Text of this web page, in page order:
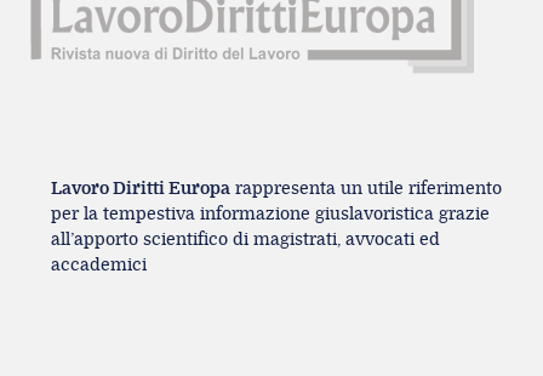
Lavoro Diritti Europa rappresenta un utile riferimento
per la tempestiva informazione giuslavoristica grazie
all’apporto scientifico di magistrati, avvocati ed
accademici